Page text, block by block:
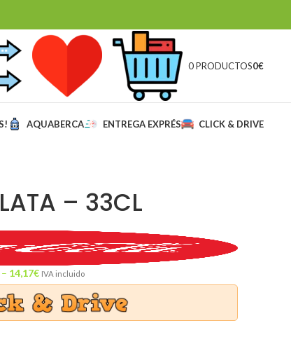
0 PRODUCTOS0€
AQUABERCA ENTREGA EXPRÉS CLICK & DRIVE
– 33CL
– 14,17€ IVA incluido